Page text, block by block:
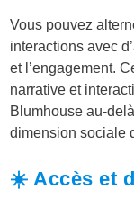
Vous pouvez
interactions avec
et l’engagement.
narrative et
Blumhouse au-
dimension sociale
☀️ Accès et